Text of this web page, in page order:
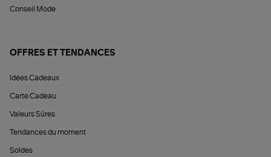
Conseil Mode
OFFRES ET TENDANCES
Idées Cadeaux
Carte Cadeau
Valeurs Sûres
Tendances du moment
Soldes